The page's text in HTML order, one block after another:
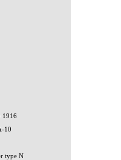
1916
10
type N